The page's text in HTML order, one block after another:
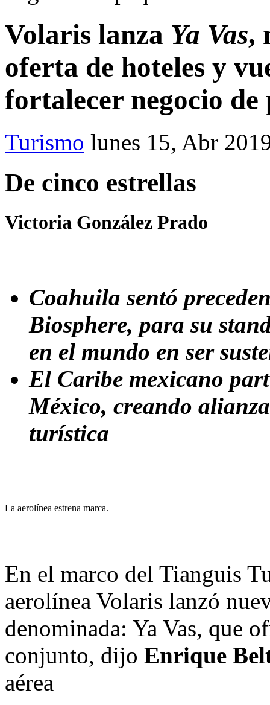
Volaris lanza Ya Vas,
oferta de hoteles y
fortalecer negocio de
Turismo lunes 15, Abr
De cinco estrellas
Victoria González Prado
Coahuila sentó
Biosphere, para su
en el mundo en ser
El Caribe mexicano
México, creando
turística
La aerolínea estrena marca.
En el marco del Tianguis
aerolínea Volaris lanzó
denominada: Ya Vas, que
conjunto, dijo Enrique
aérea